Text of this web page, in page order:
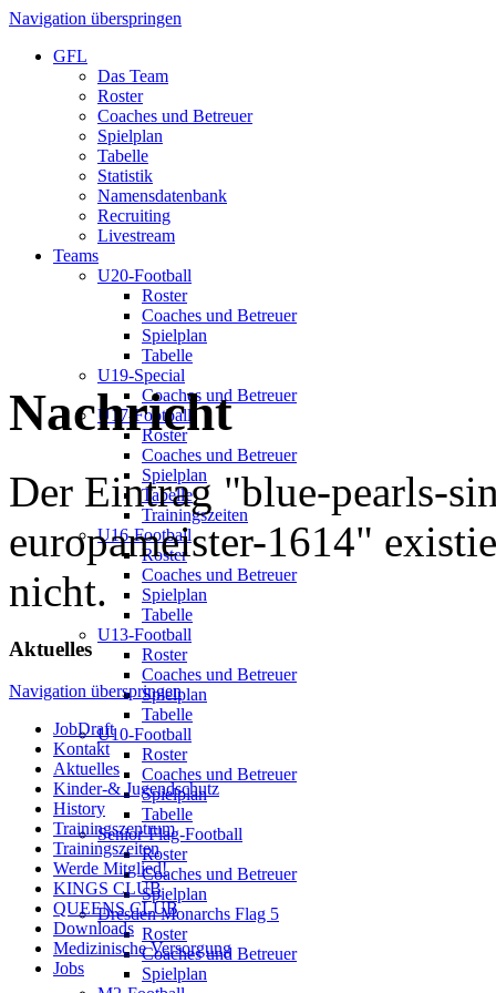
Navigation überspringen
GFL
Das Team
Roster
Coaches und Betreuer
Spielplan
Tabelle
Statistik
Namensdatenbank
Recruiting
Livestream
Teams
U20-Football
Roster
Coaches und Betreuer
Spielplan
Tabelle
U19-Special
Coaches und Betreuer
U17-Football
Roster
Coaches und Betreuer
Spielplan
Tabelle
Trainingszeiten
U16-Football
Roster
Coaches und Betreuer
Spielplan
Tabelle
U13-Football
Roster
Coaches und Betreuer
Spielplan
Tabelle
U10-Football
Roster
Coaches und Betreuer
Spielplan
Tabelle
Senior-Flag-Football
Roster
Coaches und Betreuer
Spielplan
Dresden Monarchs Flag 5
Roster
Coaches und Betreuer
Spielplan
Nachricht
Der Eintrag "blue-pearls-
europameister-1614"
nicht.
Aktuelles
Navigation überspringen
JobDraft
Kontakt
Aktuelles
Kinder-& Jugendschutz
History
Trainingszentrum
Trainingszeiten
Werde Mitglied!
KINGS CLUB
QUEENS CLUB
Downloads
Medizinische Versorgung
Jobs